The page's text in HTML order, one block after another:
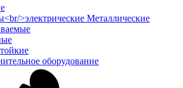
Металлические
оборудование